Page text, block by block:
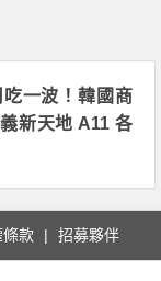
一波！韓國商
新天地 A11 各
惠價享！
條款 招募夥伴